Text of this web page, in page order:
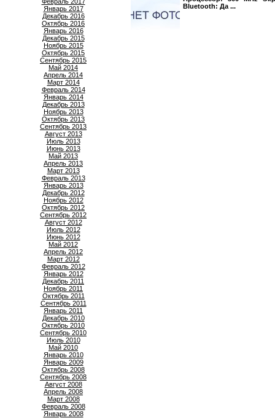
Январь 2017
Декабрь 2016
Октябрь 2016
Январь 2016
Декабрь 2015
Ноябрь 2015
Октябрь 2015
Сентябрь 2015
Май 2014
Апрель 2014
Март 2014
Февраль 2014
Январь 2014
Декабрь 2013
Ноябрь 2013
Октябрь 2013
Сентябрь 2013
Август 2013
Июль 2013
Июнь 2013
Май 2013
Апрель 2013
Март 2013
Февраль 2013
Январь 2013
Декабрь 2012
Ноябрь 2012
Октябрь 2012
Сентябрь 2012
Август 2012
Июль 2012
Июнь 2012
Май 2012
Апрель 2012
Март 2012
Февраль 2012
Январь 2012
Декабрь 2011
Ноябрь 2011
Октябрь 2011
Сентябрь 2011
Январь 2011
Декабрь 2010
Октябрь 2010
Сентябрь 2010
Июль 2010
Май 2010
Январь 2010
Январь 2009
Октябрь 2008
Сентябрь 2008
Август 2008
Апрель 2008
Март 2008
Февраль 2008
Январь 2008
Bluetooth: Да ...